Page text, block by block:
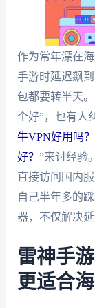
作为常年漂在
手游时延迟飙
包都要转半天
个好”，也有人
牛VPN好用吗
好？ ”来讨经验
直接访问国内
自己半年多的
器，不仅解决
雷神手
更适合